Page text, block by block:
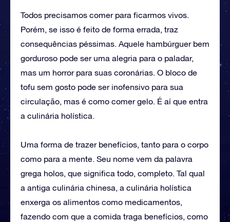
Todos precisamos comer para ficarmos vivos.
Porém, se isso é feito de forma errada, traz
consequências péssimas. Aquele hambúrguer bem
gorduroso pode ser uma alegria para o paladar,
mas um horror para suas coronárias. O bloco de
tofu sem gosto pode ser inofensivo para sua
circulação, mas é como comer gelo. É aí que entra
a culinária holística.
Uma forma de trazer benefícios, tanto para o corpo
como para a mente. Seu nome vem da palavra
grega holos, que significa todo, completo. Tal qual
a antiga culinária chinesa, a culinária holística
enxerga os alimentos como medicamentos,
fazendo com que a comida traga benefícios, como